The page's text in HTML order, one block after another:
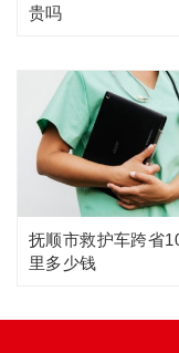
贵吗
抚顺市救护车跨省
里多少钱